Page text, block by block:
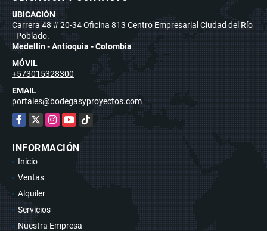
UBICACIÓN
Carrera 48 # 20-34 Oficina 813 Centro Empresarial Ciudad del Río
- Poblado.
Medellín - Antioquia - Colombia
MÓVIL
+573015328300
EMAIL
portales@bodegasyproyectos.com
Facebook
X Instagram
YouTubeTikTok
INFORMACIÓN
Inicio
Ventas
Alquiler
Servicios
Nuestra Empresa